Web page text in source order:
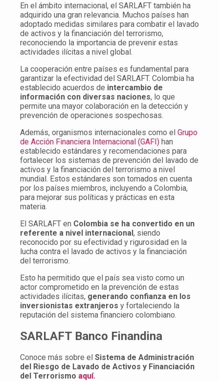
En el ámbito internacional, el SARLAFT también ha
adquirido una gran relevancia. Muchos países han
adoptado medidas similares para combatir el lavado
de activos y la financiación del terrorismo,
reconociendo la importancia de prevenir estas
actividades ilícitas a nivel global.
La cooperación entre países es fundamental para
garantizar la efectividad del SARLAFT. Colombia ha
establecido acuerdos de intercambio de
información con diversas naciones, lo que
permite una mayor colaboración en la detección y
prevención de operaciones sospechosas.
Además, organismos internacionales como el Grupo
de Acción Financiera Internacional (GAFI) han
establecido estándares y recomendaciones para
fortalecer los sistemas de prevención del lavado de
activos y la financiación del terrorismo a nivel
mundial. Estos estándares son tomados en cuenta
por los países miembros, incluyendo a Colombia,
para mejorar sus políticas y prácticas en esta
materia.
El SARLAFT en Colombia se ha convertido en un
referente a nivel internacional, siendo
reconocido por su efectividad y rigurosidad en la
lucha contra el lavado de activos y la financiación
del terrorismo.
Esto ha permitido que el país sea visto como un
actor comprometido en la prevención de estas
actividades ilícitas, generando confianza en los
inversionistas extranjeros y fortaleciendo la
reputación del sistema financiero colombiano.
SARLAFT Banco Finandina
Conoce más sobre el Sistema de Administración
del Riesgo de Lavado de Activos y Financiación
del Terrorismo aquí.